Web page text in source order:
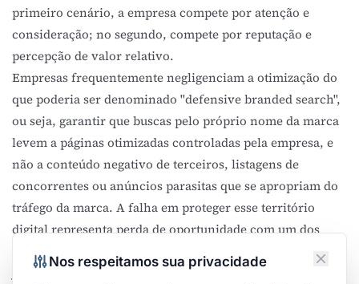
primeiro cenário, a empresa compete por atenção e
consideração; no segundo, compete por reputação e
percepção de valor relativo.
Empresas frequentemente negligenciam a otimização do
que poderia ser denominado "defensive branded search",
ou seja, garantir que buscas pelo próprio nome da marca
levem a páginas otimizadas controladas pela empresa, e
não a conteúdo negativo de terceiros, listagens de
concorrentes ou anúncios parasitas que se apropriam do
tráfego da marca. A falha em proteger esse território
digital representa perda de oportunidade com um dos
públicos de mais alta propensão à conversão: aqueles que
já conhecem e buscam ativamente a marca.
Nos respeitamos sua privacidade